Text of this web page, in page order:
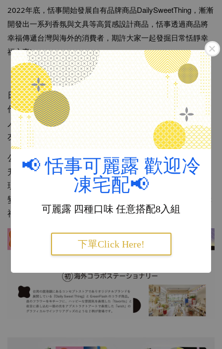
📢 恬事可麗露 歡迎冷
凍宅配📢
可麗露 四種口味 任意搭配8入組
下單Click Here!
2022年底，恬事開始發展自有品牌商品DailySweetThing ，漸漸
開發出一系列香氛與文具等高質感設計商品，恬事透過商品將
幸福傳遞台灣與海外的消費者， 期許大家一起發掘日常恬靜幸
福之事!
【日本Green Flash文具品牌介紹】
日本知名文具設計專業製造商，將「心動」與「才智」
作為製造生產的理念，從我們手中傳遞出小幸福，還有
人與人之間因為相互關聯所產生的喜悅給到更多的朋
友。
公司名稱GreenFlash，是從在太平洋南方島國上，太陽
升起與落下時的瞬間，在天空中映射出美麗綠色的自然
現象來命名的。 當地居民有可以看到這束綠光的人就會
變得幸福的傳說。 我們公司就想像這道綠光一樣，把幸
福傳遞給廣大消費者。